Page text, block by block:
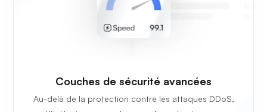
Couches de sécurité avancées
Au-delà de la protection contre les attaques DDoS,